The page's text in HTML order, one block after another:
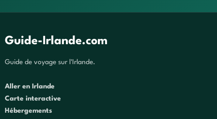
Guide-Irlande.com
Guide de voyage sur l'Irlande.
Aller en Irlande
Carte interactive
Hébergements